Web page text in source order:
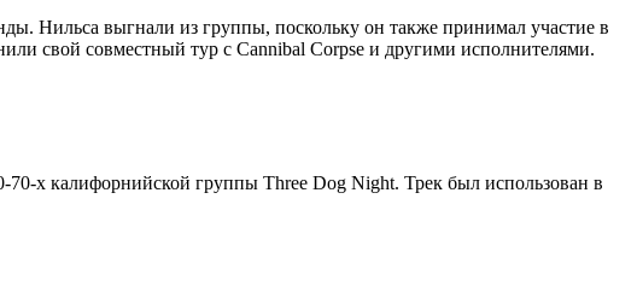
Нильса выгнали из группы, поскольку он также принимал участие в
свой совместный тур с Cannibal Corpse и другими исполнителями.
х калифорнийской группы Three Dog Night. Трек был использован в